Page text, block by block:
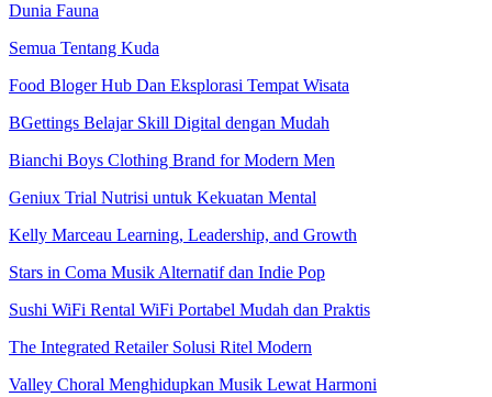
Dunia Fauna
Semua Tentang Kuda
Food Bloger Hub Dan Eksplorasi Tempat Wisata
BGettings Belajar Skill Digital dengan Mudah
Bianchi Boys Clothing Brand for Modern Men
Geniux Trial Nutrisi untuk Kekuatan Mental
Kelly Marceau Learning, Leadership, and Growth
Stars in Coma Musik Alternatif dan Indie Pop
Sushi WiFi Rental WiFi Portabel Mudah dan Praktis
The Integrated Retailer Solusi Ritel Modern
Valley Choral Menghidupkan Musik Lewat Harmoni